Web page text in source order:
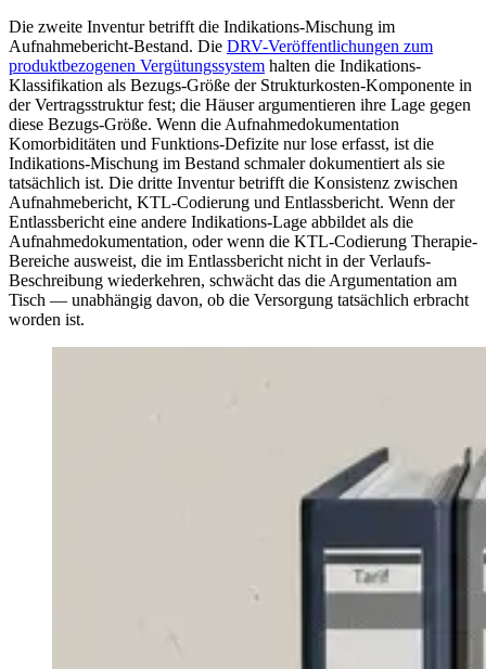
Die zweite Inventur betrifft die Indikations-Mischung im
Aufnahmebericht-Bestand. Die DRV-Veröffentlichungen zum
produktbezogenen Vergütungssystem halten die Indikations-
Klassifikation als Bezugs-Größe der Strukturkosten-Komponente in
der Vertragsstruktur fest; die Häuser argumentieren ihre Lage gegen
diese Bezugs-Größe. Wenn die Aufnahmedokumentation
Komorbiditäten und Funktions-Defizite nur lose erfasst, ist die
Indikations-Mischung im Bestand schmaler dokumentiert als sie
tatsächlich ist. Die dritte Inventur betrifft die Konsistenz zwischen
Aufnahmebericht, KTL-Codierung und Entlassbericht. Wenn der
Entlassbericht eine andere Indikations-Lage abbildet als die
Aufnahmedokumentation, oder wenn die KTL-Codierung Therapie-
Bereiche ausweist, die im Entlassbericht nicht in der Verlaufs-
Beschreibung wiederkehren, schwächt das die Argumentation am
Tisch — unabhängig davon, ob die Versorgung tatsächlich erbracht
worden ist.